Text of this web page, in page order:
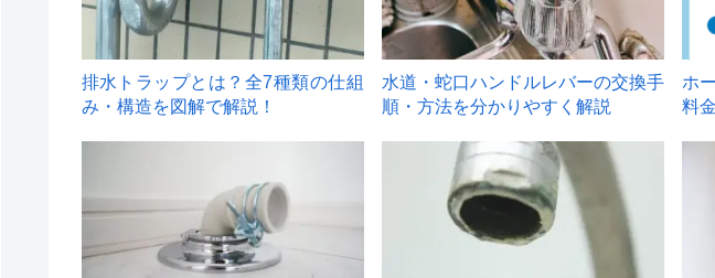
排水トラップとは？全7種類の仕組
み・構造を図解で解説！
水道・蛇口ハンドルレバーの交換手
順・方法を分かりやすく解説
ホ
料